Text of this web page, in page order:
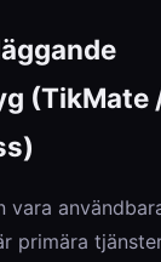
(TikMate
vara
primära